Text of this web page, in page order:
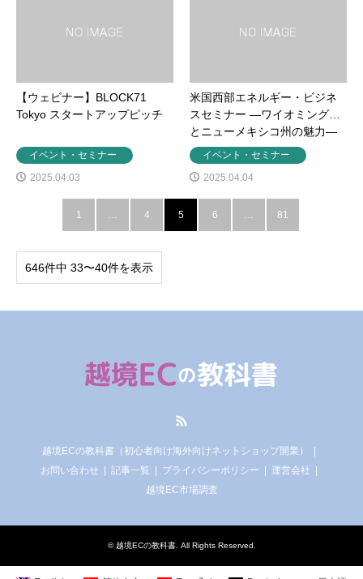
【ウェビナー】BLOCK71
Tokyo スタートアップピッチ
イベント・セミナー
2025.04.03
米国西部エネルギー・ビジネ
スセミナー ―ワイオミング州
とニューメキシコ州の魅力―
イベント・セミナー
2025.04.04
1 … 4 5 6 … 81
646件中 33〜40件を表示
越境ECの教科書（初心者向け海外向けネットショップ開業）
お問い合わせ
記事一覧 プライバシーポリシー
運営会社
越境EC市場調査
©越境ECの教科書. All Rights Reserved.